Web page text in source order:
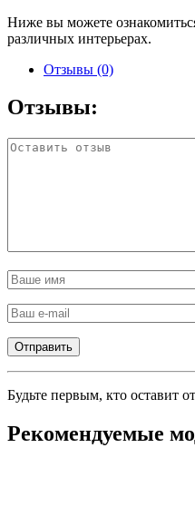
Ниже вы можете
различных интерьерах.
Отзывы (0)
Отзывы:
Будьте первым, кто оставит
Рекомендуемые